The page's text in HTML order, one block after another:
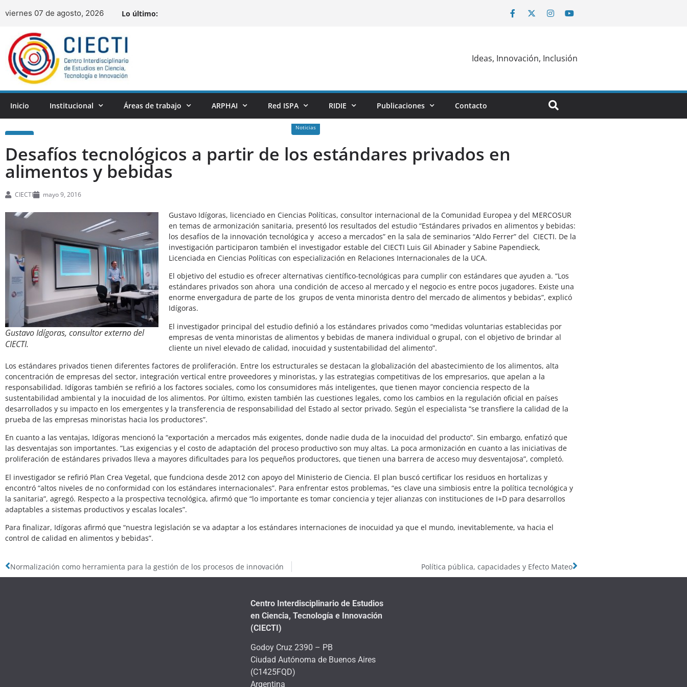
viernes 07 de agosto, 2026 Lo último:
Ideas, Innovación, Inclusión
Inicio Institucional Áreas de trabajo ARPHAI Red ISPA RIDIE Publicaciones Contacto
Noticias
Desafíos tecnológicos a partir de los estándares privados en
alimentos y bebidas
CIECTI mayo 9, 2016
Gustavo Idígoras, consultor externo del
CIECTI.
Gustavo Idígoras, licenciado en Ciencias Políticas, consultor internacional de la Comunidad Europea y del MERCOSUR
en temas de armonización sanitaria, presentó los resultados del estudio “Estándares privados en alimentos y bebidas:
los desafíos de la innovación tecnológica y acceso a mercados” en la sala de seminarios “Aldo Ferrer” del CIECTI. De la
investigación participaron también el investigador estable del CIECTI Luis Gil Abinader y Sabine Papendieck,
Licenciada en Ciencias Políticas con especialización en Relaciones Internacionales de la UCA.
El objetivo del estudio es ofrecer alternativas científico-tecnológicas para cumplir con estándares que ayuden a. “Los
estándares privados son ahora una condición de acceso al mercado y el negocio es entre pocos jugadores. Existe una
enorme envergadura de parte de los grupos de venta minorista dentro del mercado de alimentos y bebidas”, explicó
Idígoras.
El investigador principal del estudio definió a los estándares privados como “medidas voluntarias establecidas por
empresas de venta minoristas de alimentos y bebidas de manera individual o grupal, con el objetivo de brindar al
cliente un nivel elevado de calidad, inocuidad y sustentabilidad del alimento”.
Los estándares privados tienen diferentes factores de proliferación. Entre los estructurales se destacan la globalización del abastecimiento de los alimentos, alta
concentración de empresas del sector, integración vertical entre proveedores y minoristas, y las estrategias competitivas de los empresarios, que apelan a la
responsabilidad. Idígoras también se refirió a los factores sociales, como los consumidores más inteligentes, que tienen mayor conciencia respecto de la
sustentabilidad ambiental y la inocuidad de los alimentos. Por último, existen también las cuestiones legales, como los cambios en la regulación oficial en países
desarrollados y su impacto en los emergentes y la transferencia de responsabilidad del Estado al sector privado. Según el especialista “se transfiere la calidad de la
prueba de las empresas minoristas hacia los productores”.
En cuanto a las ventajas, Idígoras mencionó la “exportación a mercados más exigentes, donde nadie duda de la inocuidad del producto”. Sin embargo, enfatizó que
las desventajas son importantes. ”Las exigencias y el costo de adaptación del proceso productivo son muy altas. La poca armonización en cuanto a las iniciativas de
proliferación de estándares privados lleva a mayores dificultades para los pequeños productores, que tienen una barrera de acceso muy desventajosa”, completó.
El investigador se refirió Plan Crea Vegetal, que fundciona desde 2012 con apoyo del Ministerio de Ciencia. El plan buscó certificar los residuos en hortalizas y
encontró “altos niveles de no conformidad con los estándares internacionales”. Para enfrentar estos problemas, “es clave una simbiosis entre la política tecnológica y
la sanitaria”, agregó. Respecto a la prospectiva tecnológica, afirmó que “lo importante es tomar conciencia y tejer alianzas con instituciones de I+D para desarrollos
adaptables a sistemas productivos y escalas locales”.
Para finalizar, Idígoras afirmó que “nuestra legislación se va adaptar a los estándares internaciones de inocuidad ya que el mundo, inevitablemente, va hacia el
control de calidad en alimentos y bebidas”.
Normalización como herramienta para la gestión de los procesos de innovación Política pública, capacidades y Efecto Mateo
Centro Interdisciplinario de Estudios
en Ciencia, Tecnología e Innovación
(CIECTI)
Godoy Cruz 2390 – PB
Ciudad Autónoma de Buenos Aires
(C1425FQD)
Argentina